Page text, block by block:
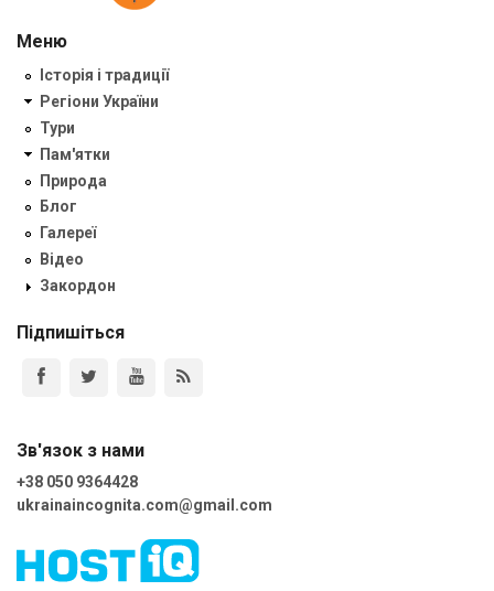
Меню
Історія і традиції
Регіони України
Тури
Пам'ятки
Природа
Блог
Галереї
Відео
Закордон
Підпишіться
Зв'язок з нами
+38 050 9364428
ukrainaincognita.com@gmail.com